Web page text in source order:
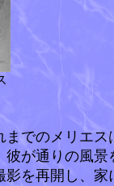
でのメリエス
が通りの風
を再開し、